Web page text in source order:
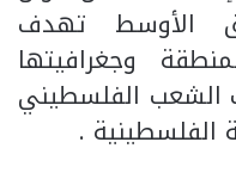
الأوسط تهدف
وجغرافيتها
الشعب الفلسطيني
الفلسطينية .